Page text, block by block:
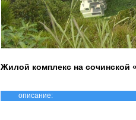
Жилой комплекс на
описание: